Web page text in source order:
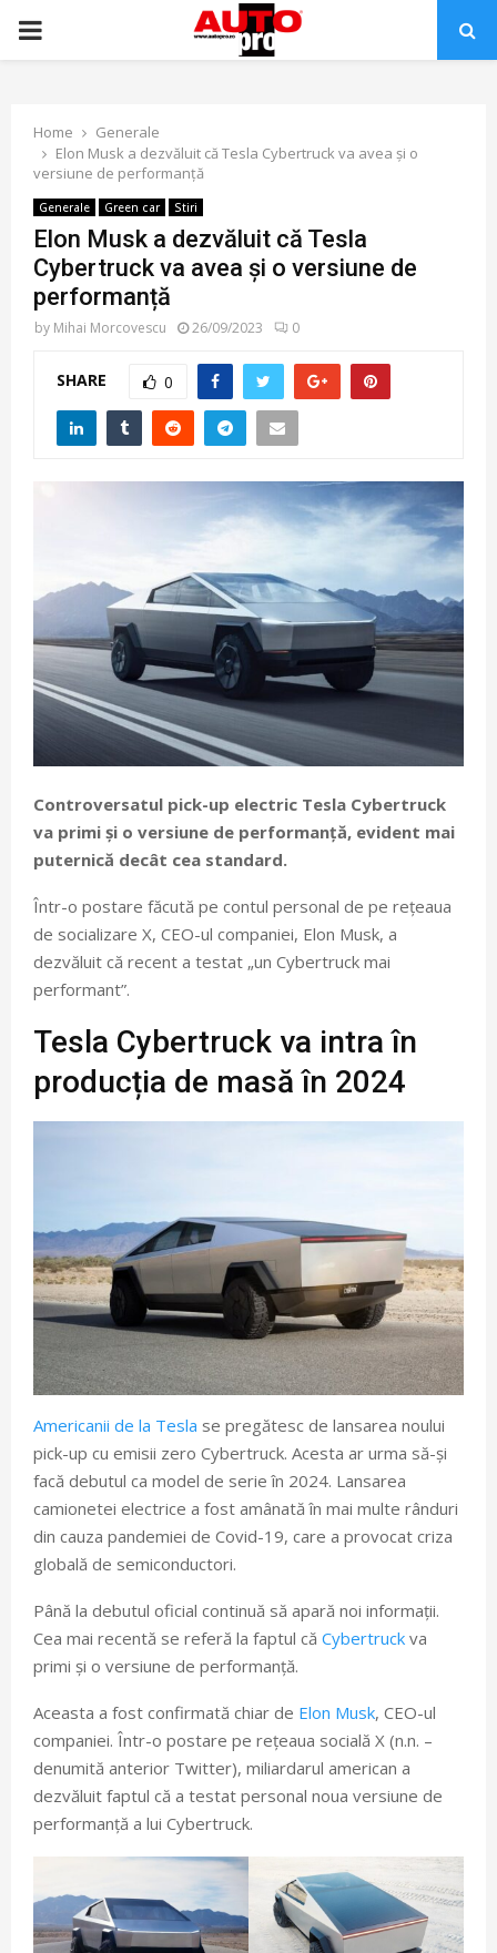
PRIMARY
Home
Generale
Elon Musk a dezvăluit că Tesla Cybertruck va avea și o
versiune de performanță
Generale Green car Stiri
Elon Musk a dezvăluit că Tesla
Cybertruck va avea și o versiune de
performanță
by Mihai Morcovescu 26/09/2023 0
SHARE 0
Controversatul pick-up electric Tesla Cybertruck
va primi și o versiune de performanță, evident mai
puternică decât cea standard.
Într-o postare făcută pe contul personal de pe rețeaua
de socializare X, CEO-ul companiei, Elon Musk, a
dezvăluit că recent a testat „un Cybertruck mai
performant”.
Tesla Cybertruck va intra în
producția de masă în 2024
Americanii de la Tesla se pregătesc de lansarea noului
pick-up cu emisii zero Cybertruck. Acesta ar urma să-și
facă debutul ca model de serie în 2024. Lansarea
camionetei electrice a fost amânată în mai multe rânduri
din cauza pandemiei de Covid-19, care a provocat criza
globală de semiconductori.
Până la debutul oficial continuă să apară noi informații.
Cea mai recentă se referă la faptul că Cybertruck va
primi și o versiune de performanță.
Aceasta a fost confirmată chiar de Elon Musk, CEO-ul
companiei. Într-o postare pe rețeaua socială X (n.n. –
denumită anterior Twitter), miliardarul american a
dezvăluit faptul că a testat personal noua versiune de
performanță a lui Cybertruck.